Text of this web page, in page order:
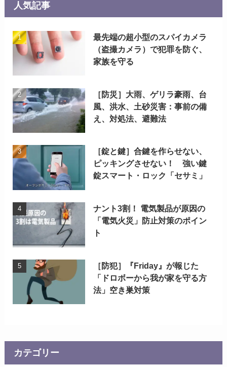
人気記事
最先端の超小型のスパイカメラ
（盗撮カメラ）で犯罪を防ぐ、
家族を守る
［防災］大雨、ゲリラ豪雨、台
風、洪水、土砂災害：事前の備
え、対処法、避難法
［錠と鍵］合鍵を作らせない、
ピッキングさせない！ 強い鍵
錠スマート・ロック「セサミ」
ナント3割！ 電気製品が原因の
「電気火災」防止対策のポイン
ト
［防犯］『Friday』が報じた
「ドロボーから我が家を守る方
法」空き巣対策
カテゴリー